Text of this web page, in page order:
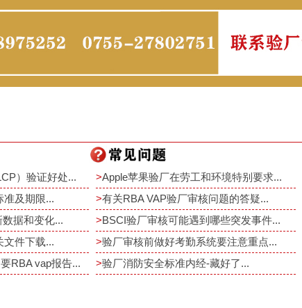
）验证好处...
准及期限...
据和变化...
文件下载...
RBA vap报告...
>Apple苹果验厂在劳工和环境特别要求...
>有关RBA VAP验厂审核问题的答疑...
>BSCI验厂审核可能遇到哪些突发事件...
>验厂审核前做好考勤系统要注意重点...
>验厂消防安全标准内经-藏好了...